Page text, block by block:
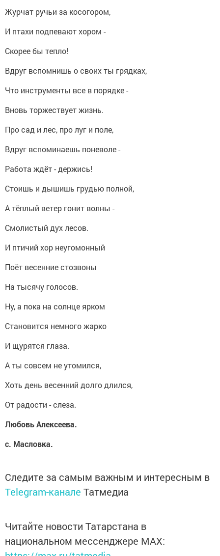
Журчат ручьи за косогором,
И птахи подпевают хором -
Скорее бы тепло!
Вдруг вспомнишь о своих ты грядках,
Что инструменты все в порядке -
Вновь торжествует жизнь.
Про сад и лес, про луг и поле,
Вдруг вспоминаешь поневоле -
Работа ждёт - держись!
Стоишь и дышишь грудью полной,
А тёплый ветер гонит волны -
Смолистый дух лесов.
И птичий хор неугомонный
Поёт весенние стозвоны
На тысячу голосов.
Ну, а пока на солнце ярком
Становится немного жарко
И щурятся глаза.
А ты совсем не утомился,
Хоть день весенний долго длился,
От радости - слеза.
Любовь Алексеева.
с. Масловка.
Следите за самым важным и интересным в
Telegram-канале Татмедиа
Читайте новости Татарстана в
национальном мессенджере MАХ: